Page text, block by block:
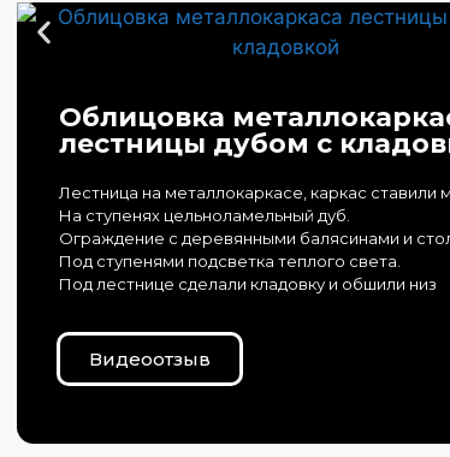
Облицовка
лестницы дубом с
Лестница на металлокаркасе, каркас ставили
На ступенях цельноламельный дуб.
Ограждение с деревянными балясинами и
Под ступенями подсветка теплого света.
Под лестнице сделали кладовку и обшили низ
Видеоотзыв